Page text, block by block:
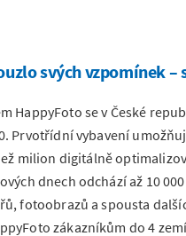
svých vzpomínek –
HappyFoto se v České
Prvotřídní vybavení
milion digitálně
dnech odchází až 10
fotoobrazů a spousta
zákazníkům do 4